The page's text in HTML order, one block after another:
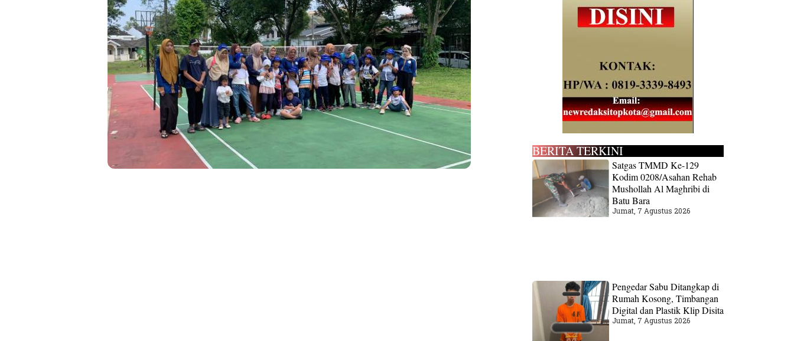
BERITA TERKINI
Satgas TMMD Ke-129
Kodim 0208/Asahan Rehab
Mushollah Al Maghribi di
Batu Bara
Jumat, 7 Agustus 2026
Pengedar Sabu Ditangkap di
Rumah Kosong, Timbangan
Digital dan Plastik Klip Disita
Jumat, 7 Agustus 2026